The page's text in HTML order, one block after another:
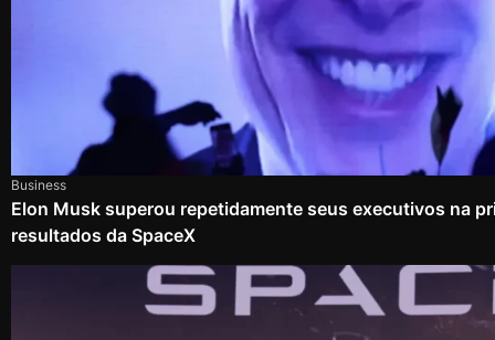
Business
Elon Musk superou repetidamente seus executivos na
resultados da SpaceX